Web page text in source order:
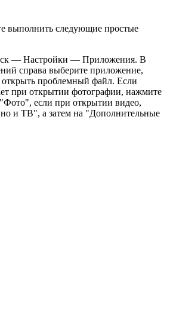
выполнить следующие простые
— Настройки — Приложения. В
справа выберите приложение,
открыть проблемный файл. Если
при открытии фотографии, нажмите
если при открытии видео,
и ТВ", а затем на "Дополнительные